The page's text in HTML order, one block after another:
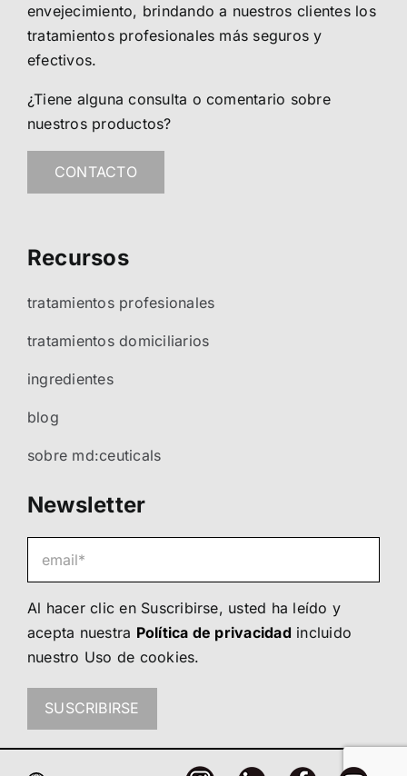
envejecimiento, brindando a nuestros clientes los
tratamientos profesionales más seguros y
efectivos.
¿Tiene alguna consulta o comentario sobre
nuestros productos?
CONTACTO
Recursos
tratamientos profesionales
tratamientos domiciliarios
ingredientes
blog
sobre md:ceuticals
Newsletter
Al hacer clic en Suscribirse, usted ha leído y
acepta nuestra Política de privacidad incluido
nuestro Uso de cookies.
SUSCRIBIRSE
Únete a nosotros!